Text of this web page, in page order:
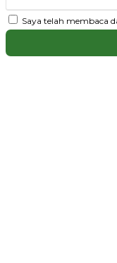
Saya telah membaca